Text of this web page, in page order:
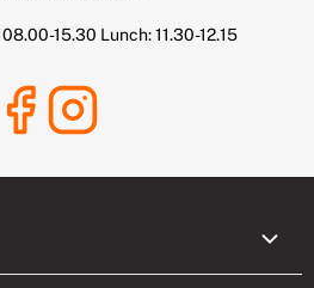
15.30 Lunch: 11.30-12.15